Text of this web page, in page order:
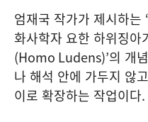
엄재국 작가가 제시하는 ‘
화사학자 요한 하위징아
(Homo Ludens)’의 개
나 해석 안에 가두지 않고
이로 확장하는 작업이다.